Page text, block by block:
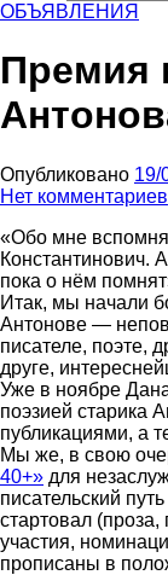
ОБЪЯВЛЕНИЯ
Премия
Опубликовано 19/
Нет комментариев
«Обо мне
Константинович.
пока о нём
Итак, мы начали
Антонове —
писателе, поэте,
друге,
Уже в ноябре
поэзией старика
публикациями, а
Мы же, в свою
40+» для
писательский
стартовал (проза,
участия,
прописаны в